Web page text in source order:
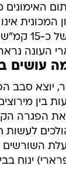
ההבדל?
העונה
בין מירוצים
לעשות
השורשים
ינוח
יקח את
קבוצתו